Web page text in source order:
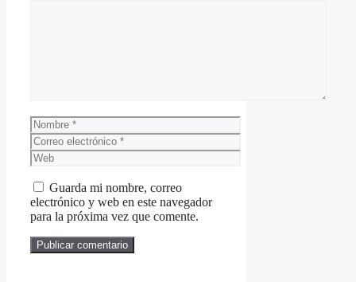
Nombre
Correo
electrónico
Web
Guarda mi nombre, correo
electrónico y web en este navegador
para la próxima vez que comente.